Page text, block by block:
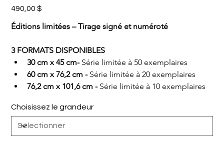
Prix
490,00 $
Éditions limitées – Tirage signé et numéroté
3 FORMATS DISPONIBLES
30 cm x 45 cm- Série limitée à 50 exemplaires
60 cm x 76,2 cm - Série limitée à 20 exemplaires
76,2 cm x 101,6 cm - Série limitée à 10 exemplaires
Choisissez le grandeur